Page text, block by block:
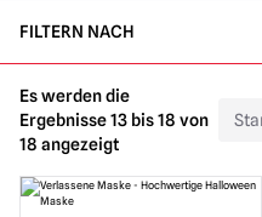
FILTERN NACH
Es werden die
Ergebnisse 13 bis 18 von
18 angezeigt